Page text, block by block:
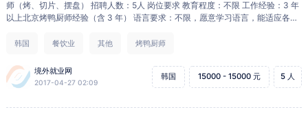
师（烤、切片、摆盘） 招聘人数：5人 岗位要求 教育程度：不限 工作经验：3 年
以上北京烤鸭厨师经验（含 3 年） 语言要求：不限，愿意学习语言，能适应各种
理过赴韩申请，无赴韩拒签经历，无直系亲属或亲密 朋友在韩国非法工作，未被
年龄：男，20-38 岁之间 身 高：180CM以下 薪资待遇：250 万韩币/月 根据表
现，每年有加薪机会（一般加薪幅度 10-20%）。 工作时间：12 小时/天（包括
韩国 餐饮业 其他 烤鸭厨师
境外就业网
2017-04-27 02:09
韩国 15000 - 15000 元 5 人